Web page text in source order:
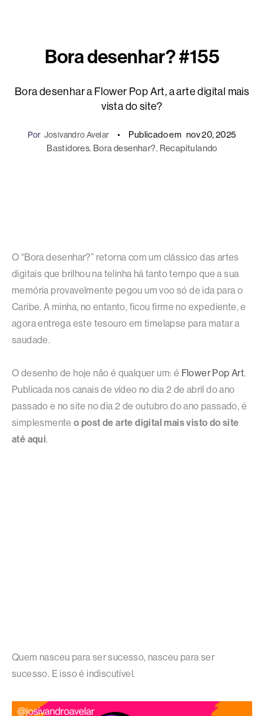
Bora desenhar? #155
Bora desenhar a Flower Pop Art, a arte digital mais
vista do site?
Por Josivandro Avelar Publicado em nov 20, 2025
Bastidores, Bora desenhar?, Recapitulando
O “Bora desenhar?” retorna com um clássico das artes
digitais que brilhou na telinha há tanto tempo que a sua
memória provavelmente pegou um voo só de ida para o
Caribe. A minha, no entanto, ficou firme no expediente, e
agora entrega este tesouro em timelapse para matar a
saudade.
O desenho de hoje não é qualquer um: é Flower Pop Art.
Publicada nos canais de vídeo no dia 2 de abril do ano
passado e no site no dia 2 de outubro do ano passado, é
simplesmenteo post de arte digital mais visto do site
até aqui.
Quem nasceu para ser sucesso, nasceu para ser
sucesso. E isso é indiscutível.